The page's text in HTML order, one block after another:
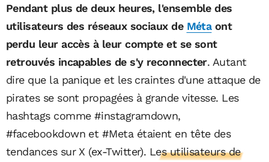
Pendant plus de deux heures, l'ensemble des
utilisateurs des réseaux sociaux de Métaont
perdu leur accès à leur compte et se sont
retrouvés incapables de s'y reconnecter. Autant
dire que la panique et les craintes d'une attaque de
pirates se sont propagées à grande vitesse. Les
hashtags comme #instagramdown,
#facebookdown et #Meta étaient en tête des
tendances sur X (ex-Twitter). Les utilisateurs de